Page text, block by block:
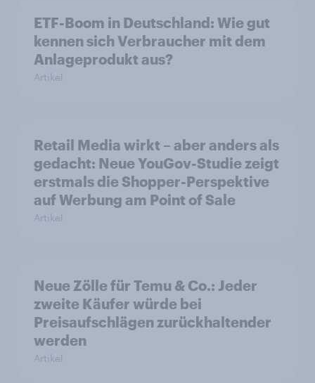
ETF-Boom in Deutschland: Wie gut
kennen sich Verbraucher mit dem
Anlageprodukt aus?
Artikel
Retail Media wirkt – aber anders als
gedacht: Neue YouGov-Studie zeigt
erstmals die Shopper-Perspektive
auf Werbung am Point of Sale
Artikel
Neue Zölle für Temu & Co.: Jeder
zweite Käufer würde bei
Preisaufschlägen zurückhaltender
werden
Artikel